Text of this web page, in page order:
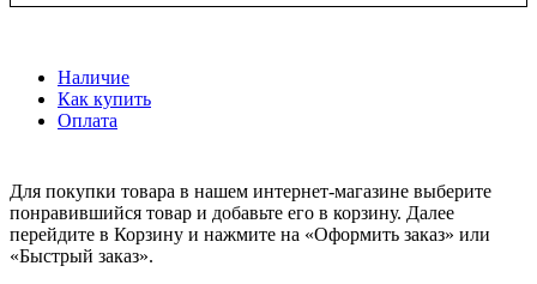
Наличие
Как купить
Оплата
Для покупки товара в нашем интернет-магазине выберите
понравившийся товар и добавьте его в корзину. Далее
перейдите в Корзину и нажмите на «Оформить заказ» или
«Быстрый заказ».